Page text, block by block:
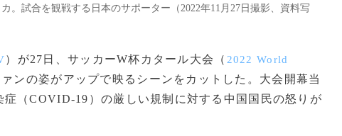
。試合を観戦する日本のサポーター（2022年11月27日撮影、資料写
）が27日、サッカーW杯カタール大会（ 2022 World
ンの姿がアップで映るシーンをカットした。大会開幕当
（COVID-19）の厳しい規制に対する中国国民の怒りが